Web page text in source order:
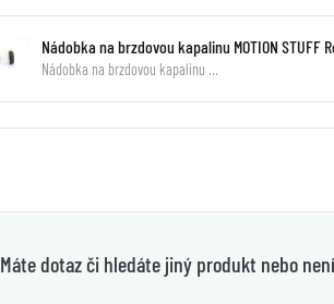
Nádobka na brzdovou kapalinu MOTION STUFF
Nádobka na brzdovou kapalinu …
Máte dotaz či hledáte jiný produkt nebo